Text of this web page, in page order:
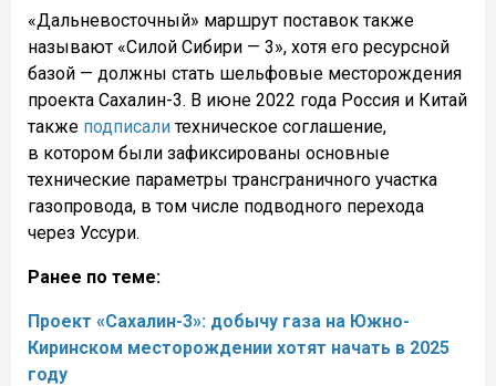
«Дальневосточный» маршрут поставок также
называют «Силой Сибири — 3», хотя его ресурсной
базой — должны стать шельфовые месторождения
проекта Сахалин-3. В июне 2022 года Россия и Китай
также подписалитехническое соглашение,
в котором были зафиксированы основные
технические параметры трансграничного участка
газопровода, в том числе подводного перехода
через Уссури.
Ранее по теме:
Проект «Сахалин-3»: добычу газа на Южно-
Киринском месторождении хотят начать в 2025
году